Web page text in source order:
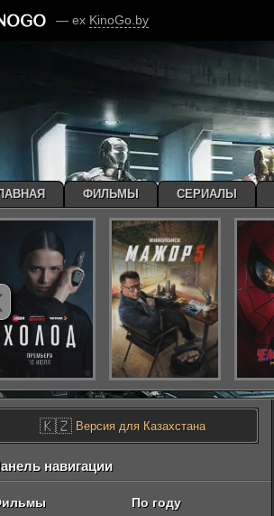
— ex KinoGo.by
🇰🇿Версия для Казахстана
навигации
По году
ФИЛЬМЫ СЕРИАЛЫ